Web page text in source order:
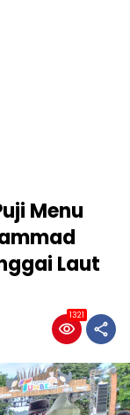
Menu
Laut
1321